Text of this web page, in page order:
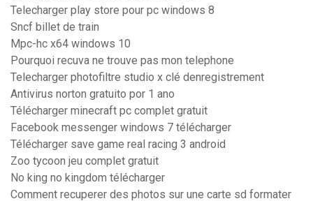
Telecharger play store pour pc windows 8
Sncf billet de train
Mpc-hc x64 windows 10
Pourquoi recuva ne trouve pas mon telephone
Telecharger photofiltre studio x clé denregistrement
Antivirus norton gratuito por 1 ano
Télécharger minecraft pc complet gratuit
Facebook messenger windows 7 télécharger
Télécharger save game real racing 3 android
Zoo tycoon jeu complet gratuit
No king no kingdom télécharger
Comment recuperer des photos sur une carte sd formater